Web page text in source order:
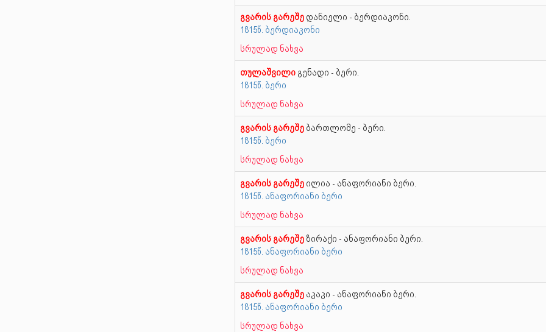
გვარის გარეშედანიელი - ბერდიაკონი.
1815წ. ბერდიაკონი
სრულად ნახვა
თულაშვილიგენადი - ბერი.
1815წ. ბერი
სრულად ნახვა
გვარის გარეშებართლომე - ბერი.
1815წ. ბერი
სრულად ნახვა
გვარის გარეშეილია - ანაფორიანი ბერი.
1815წ. ანაფორიანი ბერი
სრულად ნახვა
გვარის გარეშეზირაქი - ანაფორიანი ბერი.
1815წ. ანაფორიანი ბერი
სრულად ნახვა
გვარის გარეშეაკაკი - ანაფორიანი ბერი.
1815წ. ანაფორიანი ბერი
სრულად ნახვა